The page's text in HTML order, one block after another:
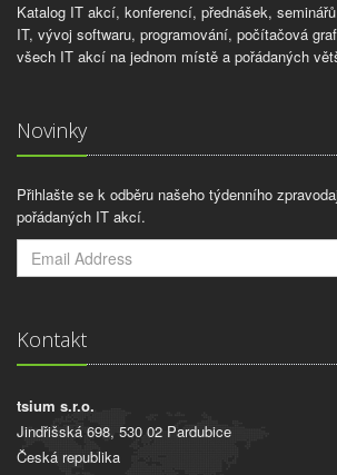
Katalog IT akcí, konferencí, přednášek,
IT, vývoj softwaru, programování, počítačová
všech IT akcí na jednom místě a pořádaných
Novinky
Přihlašte se k odběru našeho týdenního
pořádaných IT akcí.
Kontakt
tsium s.r.o.
Jindřišská 698, 530 02 Pardubice
Česká republika